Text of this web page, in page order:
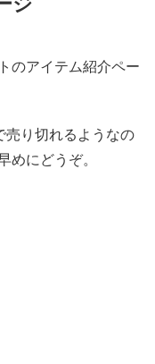
のアイテム紹介ペー
売り切れるようなの
めにどうぞ。